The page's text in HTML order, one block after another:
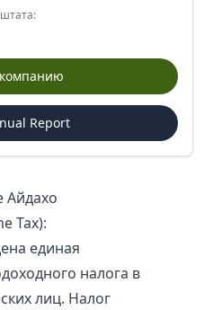
Report
Айдахо
Tax):
единая
налога в
лиц. Налог